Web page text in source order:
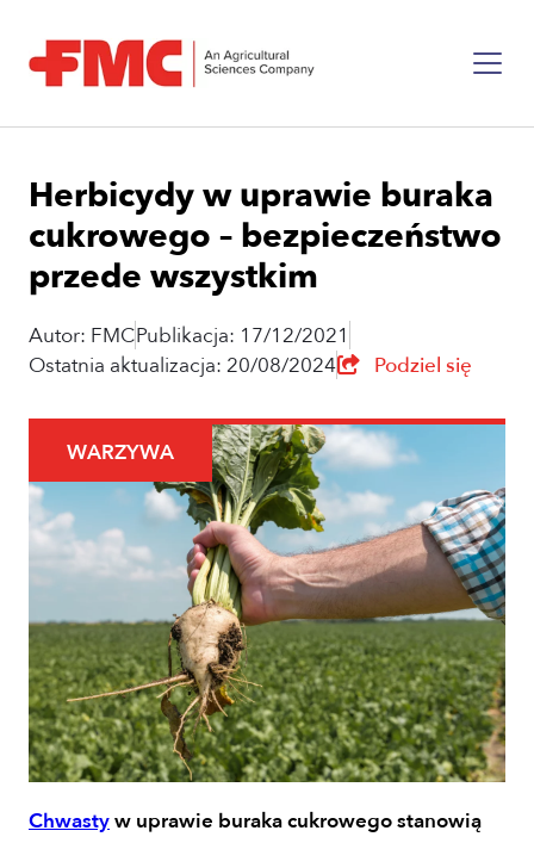
Herbicydy w uprawie buraka
cukrowego – bezpieczeństwo
przede wszystkim
Autor: FMCPublikacja: 17/12/2021
Ostatnia aktualizacja: 20/08/2024
Podziel się
WARZYWA
Chwastyw uprawie buraka cukrowego stanowią